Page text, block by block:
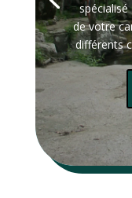
de votre
différents